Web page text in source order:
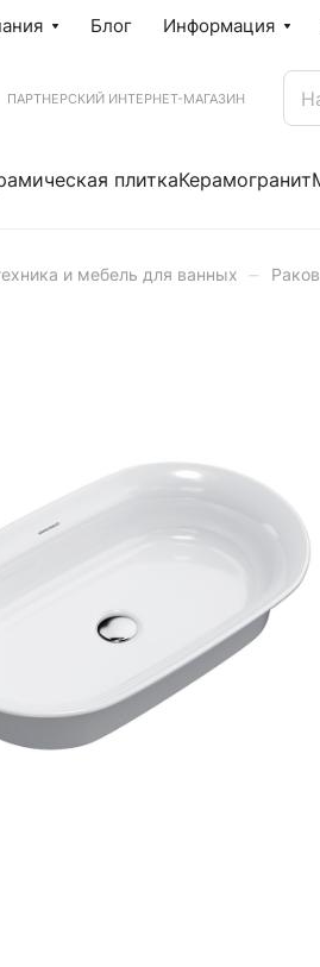
Блог Информация
ПАРТНЕРСКИЙ ИНТЕРНЕТ-МАГАЗИН
плиткаКерамогранит
и мебель для ванных –